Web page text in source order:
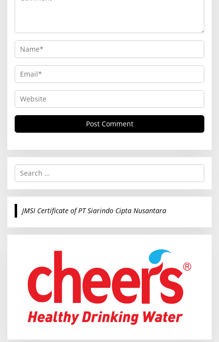
S
r
c
o
JMSI Certificate of PT Siarindo Cipta Nusantara